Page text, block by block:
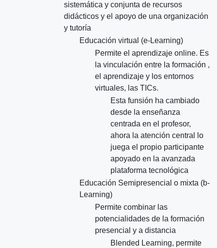
sistemática y conjunta de recursos
didácticos y el apoyo de una organización
y tutoría
Educación virtual (e-Learning)
Permite el aprendizaje online. Es
la vinculación entre la formación ,
el aprendizaje y los entornos
virtuales, las TICs.
Esta funsión ha cambiado
desde la enseñanza
centrada en el profesor,
ahora la atención central lo
juega el propio participante
apoyado en la avanzada
plataforma tecnológica
Educación Semipresencial o mixta (b-
Learning)
Permite combinar las
potencialidades de la formación
presencial y a distancia
Blended Learning, permite